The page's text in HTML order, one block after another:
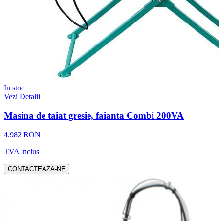
In stoc
Vezi Detalii
Masina de taiat gresie, faianta Combi 200VA
4.982 RON
TVA inclus
CONTACTEAZA-NE